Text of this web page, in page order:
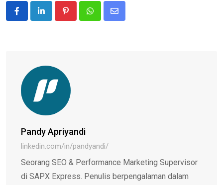
PinterestWhatsappShare
Pandy Apriyandi
linkedin.com/in/pandyandi/
Seorang SEO & Performance Marketing Supervisor
di SAPX Express. Penulis berpengalaman dalam